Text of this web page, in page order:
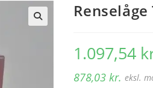
1.097,54
878,03kr. eksl.